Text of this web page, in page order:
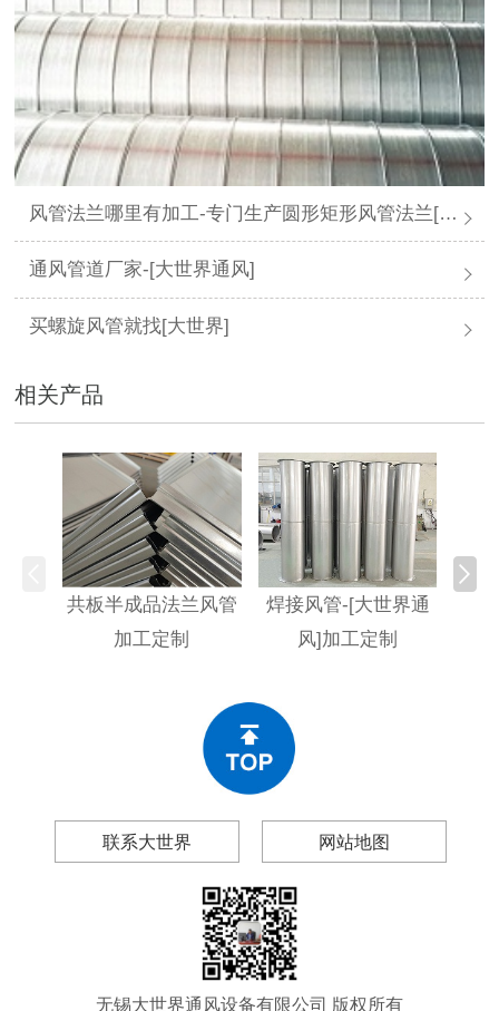
风管法兰哪里有加工-专门生产圆形矩形风管法兰[大世界通风]
通风管道厂家-[大世界通风]
买螺旋风管就找[大世界]
相关产品
共板半成品法兰风管
加工定制
焊接风管-[大世界通
风]加工定制
联系大世界 网站地图
无锡大世界通风设备有限公司 版权所有